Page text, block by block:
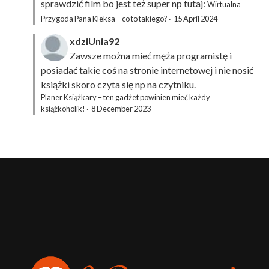
sprawdzić film bo jest też super np tutaj: Wirtualna
Przygoda Pana Kleksa – co to takiego? · 15 April 2024
xdziUnia92
Zawsze można mieć męża programistę i
posiadać takie coś na stronie internetowej i nie nosić
książki skoro czyta się np na czytniku.
Planer Książkary – ten gadżet powinien mieć każdy
książkoholik! · 8 December 2023